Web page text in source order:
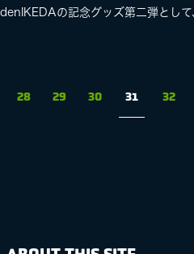
の記念グッズ第二弾とし
28 29 30 31 32